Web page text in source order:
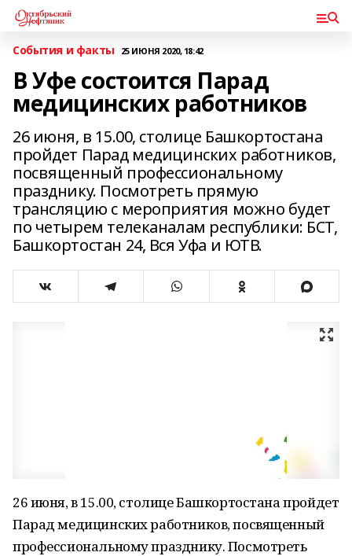
События и факты 25 ИЮНЯ 2020, 18:42
В Уфе состоится Парад
медицинских работников
26 июня, в 15.00, столице Башкортостана
пройдет Парад медицинских работников,
посвященный профессиональному
празднику. Посмотреть прямую
трансляцию с мероприятия можно будет
по четырем телеканалам республики: БСТ,
Башкортостан 24, Вся Уфа и ЮТВ.
26 июня, в 15.00, столице Башкортостана пройдет
Парад медицинских работников, посвященный
профессиональному празднику. Посмотреть